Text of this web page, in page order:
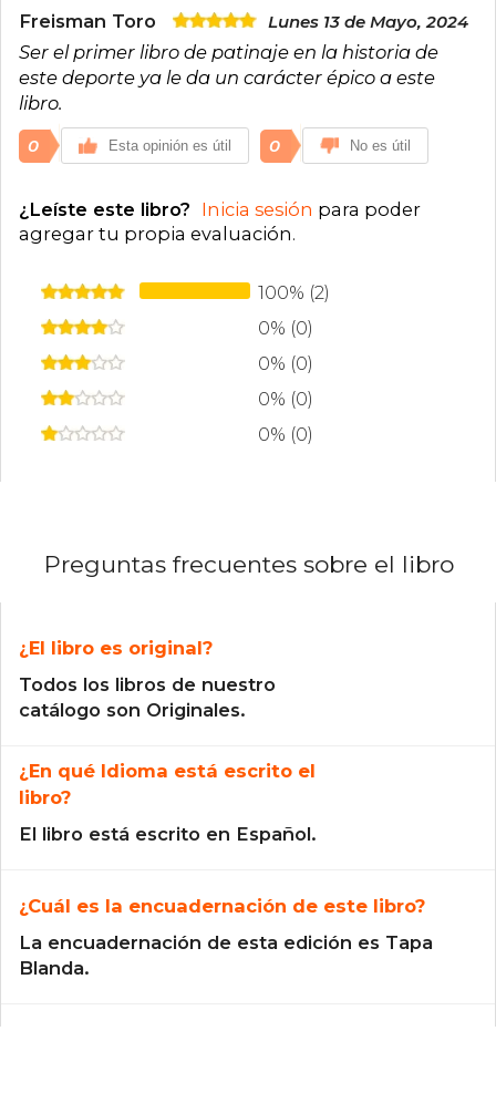
Freisman Toro Lunes 13 de Mayo, 2024
Ser el primer libro de patinaje en la historia de
este deporte ya le da un carácter épico a este
libro.
0 Esta opinión es útil 0 No es útil
¿Leíste este libro? Inicia sesión para poder
agregar tu propia evaluación.
100% (2)
0% (0)
0% (0)
0% (0)
0% (0)
Preguntas frecuentes sobre el libro
¿El libro es original?
Todos los libros de nuestro
catálogo son Originales.
¿En qué Idioma está escrito el
libro?
El libro está escrito en Español.
¿Cuál es la encuadernación de este libro?
La encuadernación de esta edición es Tapa
Blanda.